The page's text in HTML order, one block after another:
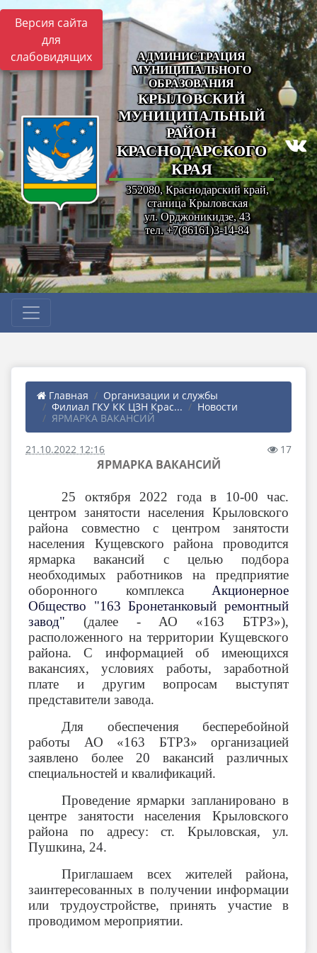
Версия сайта
для
слабовидящих
АДМИНИСТРАЦИЯ
МУНИЦИПАЛЬНОГО
ОБРАЗОВАНИЯ
КРЫЛОВСКИЙ
МУНИЦИПАЛЬНЫЙ
РАЙОН
КРАСНОДАРСКОГО
КРАЯ
352080, Краснодарский край,
станица Крыловская
ул. Орджоникидзе, 43
тел. +7(86161)3-14-84
Главная
Организации и службы
Филиал ГКУ КК ЦЗН Крас...
Новости
ЯРМАРКА ВАКАНСИЙ
21.10.2022 12:16 17
ЯРМАРКА ВАКАНСИЙ
25 октября 2022 года в 10-00 час.
центром занятости населения Крыловского
района совместно с центром занятости
населения Кущевского района проводится
ярмарка вакансий с целью подбора
необходимых работников на предприятие
оборонного комплекса Акционерное
Общество "163 Бронетанковый ремонтный
завод" (далее - АО «163 БТРЗ»),
расположенного на территории Кущевского
района. С информацией об имеющихся
вакансиях, условиях работы, заработной
плате и другим вопросам выступят
представители завода.
Для обеспечения бесперебойной
работы АО «163 БТРЗ» организацией
заявлено более 20 вакансий различных
специальностей и квалификаций.
Проведение ярмарки запланировано в
центре занятости населения Крыловского
района по адресу: ст. Крыловская, ул.
Пушкина, 24.
Приглашаем всех жителей района,
заинтересованных в получении информации
или трудоустройстве, принять участие в
проводимом мероприятии.